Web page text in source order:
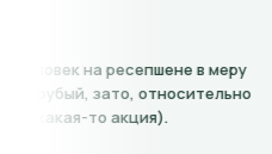
Заказывал
будет готово,но
Результат: 2
прохождению